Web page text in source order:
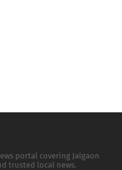
portal covering Jalgaon
trusted local news.